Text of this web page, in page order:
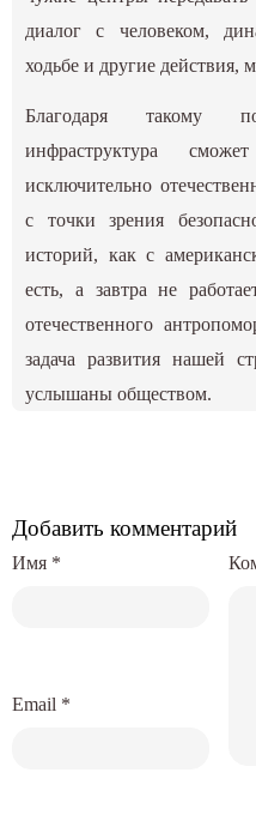
диалог с человеком,
ходьбе и другие действия,
Благодаря такому
инфраструктура
исключительно
с точки зрения
историй, как с
есть, а завтра не
отечественного
задача развития нашей
услышаны обществом.
Добавить комментарий
Имя *
Email *